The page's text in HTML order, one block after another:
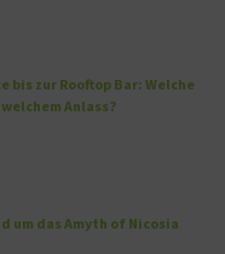
bis zur Rooftop Bar: Welche
Anlass?
um das Amyth of Nicosia